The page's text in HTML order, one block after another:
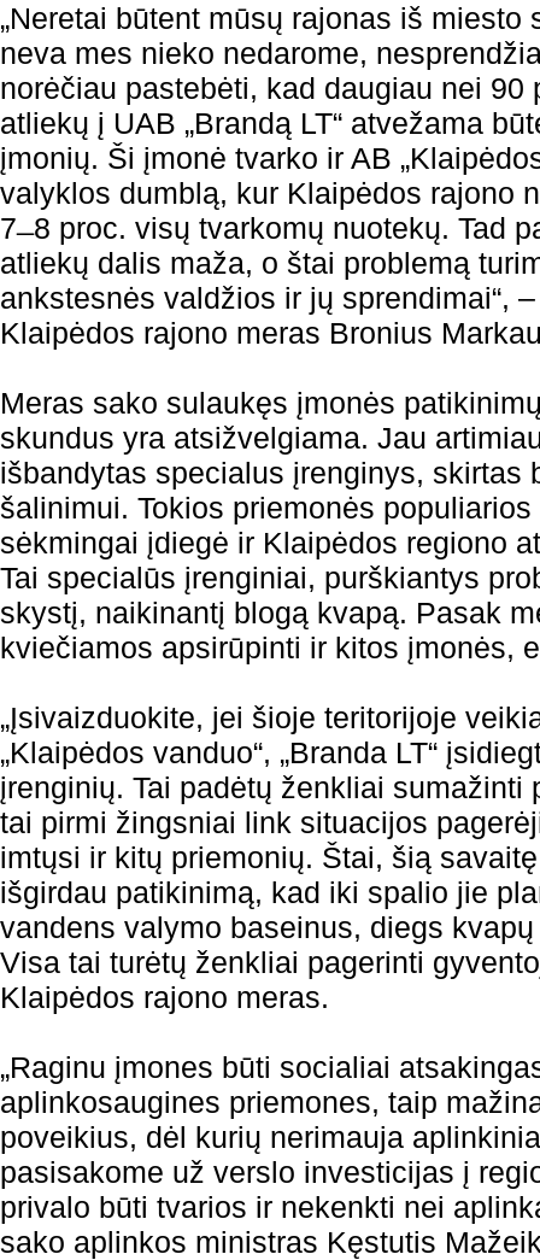
„Neretai būtent mūsų rajonas iš
neva mes nieko nedarome,
norėčiau pastebėti, kad daugiau nei 90
atliekų į UAB „Brandą LT“ atvežama
įmonių. Ši įmonė tvarko ir AB
valyklos dumblą, kur Klaipėdos rajono
7 ̶ 8 proc. visų tvarkomų nuotekų. Tad
atliekų dalis maža, o štai problemą
ankstesnės valdžios ir jų sprendimai“,
Klaipėdos rajono meras Bronius
Meras sako sulaukęs įmonės
skundus yra atsižvelgiama. Jau
išbandytas specialus įrenginys, skirtas
šalinimui. Tokios priemonės
sėkmingai įdiegė ir Klaipėdos regiono
Tai specialūs įrenginiai, purškiantys
skystį, naikinantį blogą kvapą. Pasak
kviečiamos apsirūpinti ir kitos įmonės,
„Įsivaizduokite, jei šioje teritorijoje
„Klaipėdos vanduo“, „Branda LT“
įrenginių. Tai padėtų ženkliai sumažinti
tai pirmi žingsniai link situacijos
imtųsi ir kitų priemonių. Štai, šią
išgirdau patikinimą, kad iki spalio jie
vandens valymo baseinus, diegs
Visa tai turėtų ženkliai pagerinti
Klaipėdos rajono meras.
„Raginu įmones būti socialiai
aplinkosaugines priemones, taip
poveikius, dėl kurių nerimauja
pasisakome už verslo investicijas į
privalo būti tvarios ir nekenkti nei
sako aplinkos ministras Kęstutis